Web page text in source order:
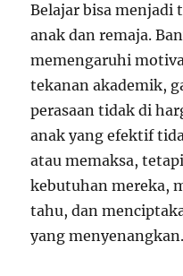
Belajar bisa menjadi
anak dan remaja.
memengaruhi
tekanan akademik,
perasaan tidak di
anak yang efektif
atau memaksa,
kebutuhan mereka,
tahu, dan
yang menyenangkan.